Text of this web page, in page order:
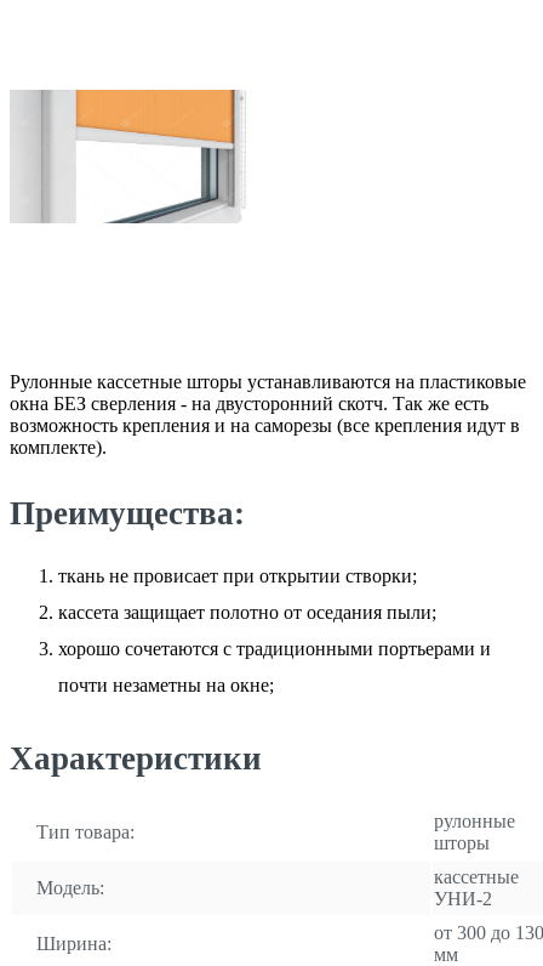
Рулонные кассетные шторы устанавливаются на пластиковые
окна БЕЗ сверления - на двусторонний скотч. Так же есть
возможность крепления и на саморезы (все крепления идут в
комплекте).
Преимущества:
ткань не провисает при открытии створки;
кассета защищает полотно от оседания пыли;
хорошо сочетаются с традиционными портьерами и
почти незаметны на окне;
Характеристики
Тип товара:
рулонные
шторы
Модель:
кассетные
УНИ-2
Ширина:
от 300 до
мм